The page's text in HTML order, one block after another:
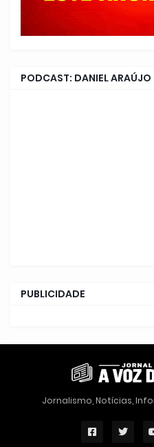
PODCAST: DANIEL ARAÚJO
PUBLICIDADE
Jornalismo, Notícias,